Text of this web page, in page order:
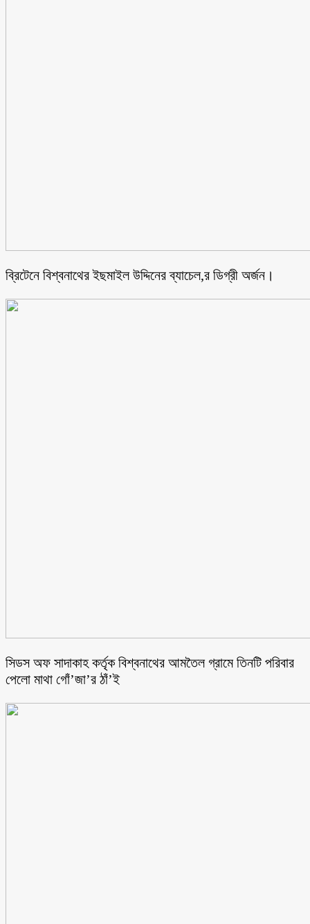
ব্রিটেনে বিশ্বনাথের ইছমাইল উদ্দিনের ব্যাচেল,র ডিগ্রী অর্জন।
সিডস অফ সাদাকাহ কর্তৃক বিশ্বনাথের আমতৈল গ্রামে তিনটি পরিবার
পেলো মাথা গোঁ’জা’র ঠাঁ’ই